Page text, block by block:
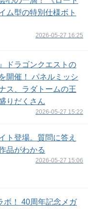
ム型の特別仕様ボト
2026-05-27 16:25
ドラゴンクエストの
開催！ パネルミッシ
ス、ラダトームの王
りだくさん
2026-05-27 15:22
ト登場。質問に答え
品がわかる
2026-05-27 15:06
ボ！ 40周年記念メガ